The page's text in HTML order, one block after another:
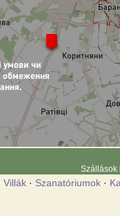
Szállások
Villák· Szanatóriumok·